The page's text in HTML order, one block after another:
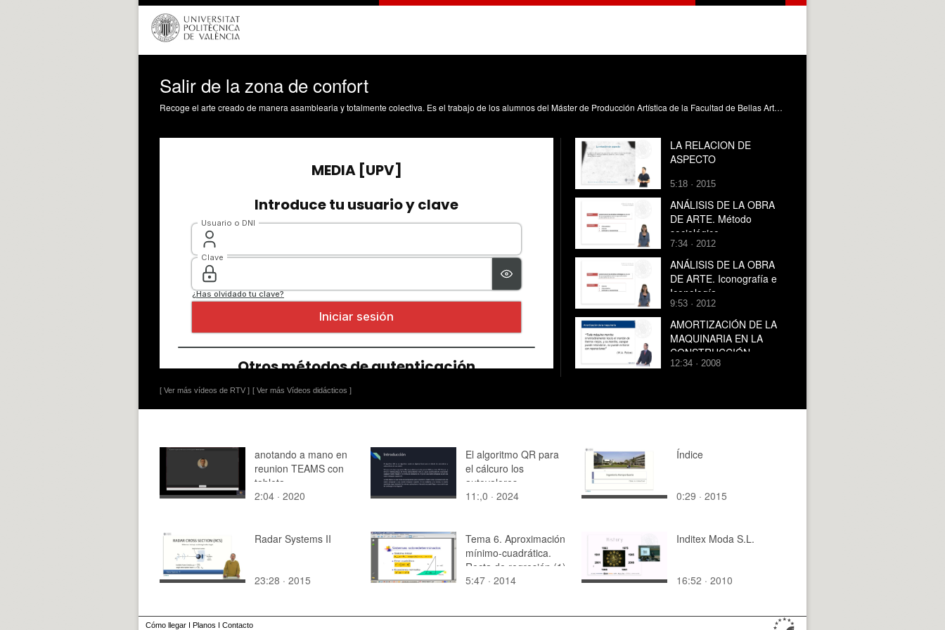
Salir de la zona de confort
Recoge el arte creado de manera asamblearia y totalmente colectiva. Es el trabajo de los alumnos del Máster de Producción Artística de la Facultad de Bellas Artes de la Universitat Politècnica de València en la exposición ¿Salir de la zona de confort¿. Salen de la UPV y se acercan a la ciudad en las Atarazanas, en una muestra que se enmarca en SELECTA15.
[ Ver más vídeos de RTV ] [ Ver más Vídeos didácticos ]
LA RELACION DE
ASPECTO
5:18 · 2015
ANÁLISIS DE LA OBRA
DE ARTE. Método
sociológico
7:34 · 2012
ANÁLISIS DE LA OBRA
DE ARTE. Iconografía e
Iconología
9:53 · 2012
AMORTIZACIÓN DE LA
MAQUINARIA EN LA
CONSTRUCCIÓN
12:34 · 2008
anotando a mano en
reunion TEAMS con
tableta
2:04 · 2020
El algoritmo QR para
el cálcuro los
autovalores
11:,0 · 2024
Índice
0:29 · 2015
Radar Systems II
23:28 · 2015
Tema 6. Aproximación
mínimo-cuadrática.
Recta de regresión (1)
5:47 · 2014
Inditex Moda S.L.
16:52 · 2010
Cómo llegar I Planos I Contacto